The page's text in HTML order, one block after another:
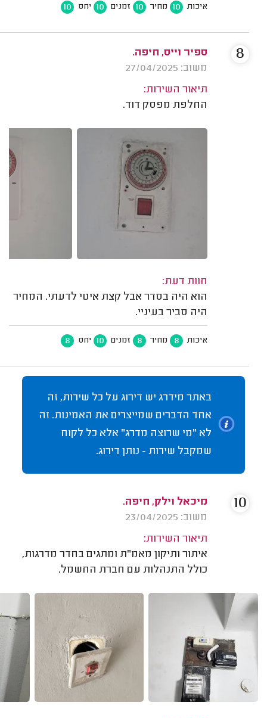
איכות 10 מחיר 10 זמנים 10 יחס 10
ספיר וייס, חיפה.
משוב: 27/04/2025
תיאור השירות:
החלפת מפסק דוד.
חוות דעת:
הוא היה בסדר אבל קצת איטי לדעתי. המחיר
היה סביר בעיניי.
איכות 8 מחיר 8 זמנים 10 יחס 8
8
באתר מידרג יש דירוג על כל שירות, זה
אחד הדברים שמייצרים את האמינות. זה
לא "מי שרוצה מדרג" אלא כל לקוח
שמקבל שירות - נותן דירוג.
מיכאל וילק, חיפה.
משוב: 23/04/2025
תיאור השירות:
איתור ותיקון מאמ"ת ומתגים בחדר מדרגות,
כולל התנהלות עם חברת החשמל.
10